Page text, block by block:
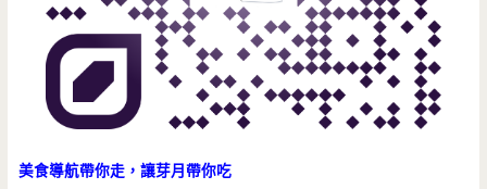
美食導航帶你走，讓芽月帶你吃